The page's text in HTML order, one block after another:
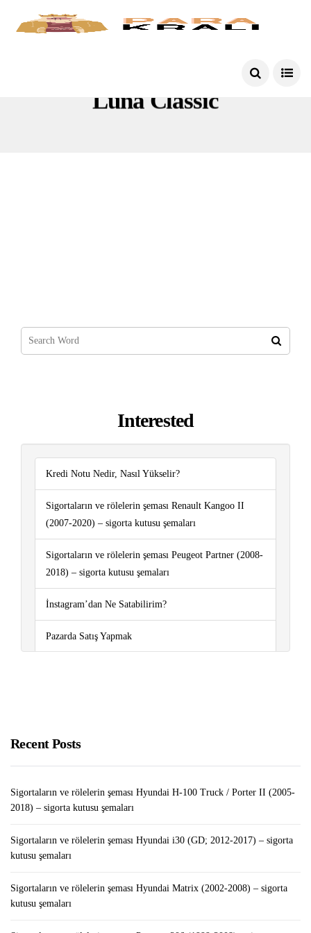
Luna Classic
Interested
Kredi Notu Nedir, Nasıl Yükselir?
Sigortaların ve rölelerin şeması Renault Kangoo II
(2007-2020) – sigorta kutusu şemaları
Sigortaların ve rölelerin şeması Peugeot Partner (2008-
2018) – sigorta kutusu şemaları
İnstagram’dan Ne Satabilirim?
Pazarda Satış Yapmak
Recent Posts
Sigortaların ve rölelerin şeması Hyundai H-100 Truck / Porter II (2005-
2018) – sigorta kutusu şemaları
Sigortaların ve rölelerin şeması Hyundai i30 (GD; 2012-2017) – sigorta
kutusu şemaları
Sigortaların ve rölelerin şeması Hyundai Matrix (2002-2008) – sigorta
kutusu şemaları